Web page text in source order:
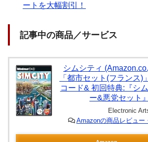
ートを大幅割引！
記事中の商品／サービス
シムシティ
「都市セット(フランス)
コード& 初回特典:『シ
ー&悪党セット
Electronic
Amazonの商品レビュー